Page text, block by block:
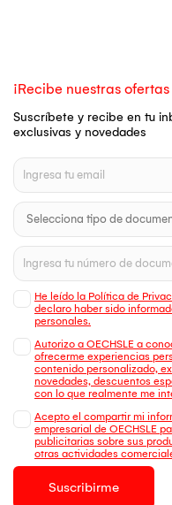
¡Recibe nuestras
Suscríbete y recibe en tu
exclusivas y novedades
He leído la Política de
declaro haber sido
personales.
Autorizo a OECHSLE a
ofrecerme experiencias
contenido personalizado,
novedades, descuentos
con lo que realmente me
Acepto el compartir mi
empresarial de OECHSLE
publicitarias sobre sus
otras actividades
Suscribirme